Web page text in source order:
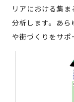
リアにおける集
分析します。あ
や街づくりをサポ